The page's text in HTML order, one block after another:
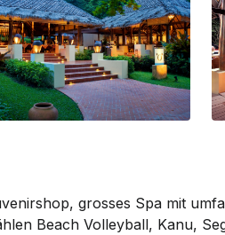
grosses Spa mit
Beach Volley­ball, Kanu,